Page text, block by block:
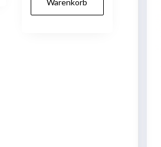
Warenkorb